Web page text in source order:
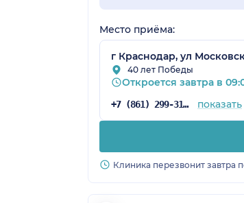
Место приёма:
г Краснодар, ул
40 лет Победы
Откроется завтра в
+7 (861) 299-31-75 показать
Клиника перезвонит завтра